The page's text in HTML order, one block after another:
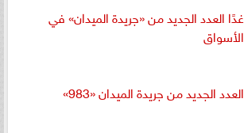
غدًا العدد الجديد من «جريدة الميدان» في
الأسواق
العدد الجديد من جريدة الميدان «983»